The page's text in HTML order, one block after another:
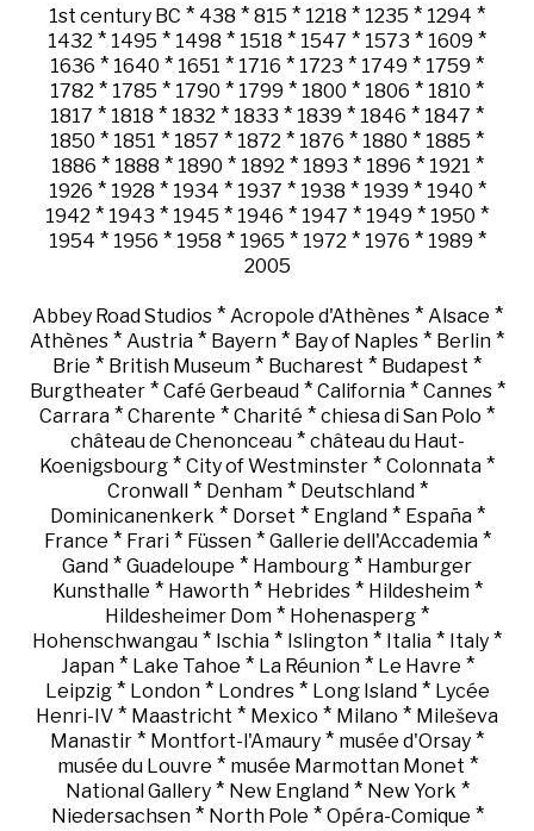
1st century BC * 438 * 815 * 1218 * 1235 * 1294 *
1432 * 1495 * 1498 * 1518 * 1547 * 1573 * 1609 *
1636 * 1640 * 1651 * 1716 * 1723 * 1749 * 1759 *
1782 * 1785 * 1790 * 1799 * 1800 * 1806 * 1810 *
1817 * 1818 * 1832 * 1833 * 1839 * 1846 * 1847 *
1850 * 1851 * 1857 * 1872 * 1876 * 1880 * 1885 *
1886 * 1888 * 1890 * 1892 * 1893 * 1896 * 1921 *
1926 * 1928 * 1934 * 1937 * 1938 * 1939 * 1940 *
1942 * 1943 * 1945 * 1946 * 1947 * 1949 * 1950 *
1954 * 1956 * 1958 * 1965 * 1972 * 1976 * 1989 *
2005
Abbey Road Studios* Acropole d'Athènes* Alsace *
Athènes * Austria * Bayern * Bay of Naples * Berlin *
Brie * British Museum * Bucharest * Budapest *
Burgtheater* Café Gerbeaud* California* Cannes*
Carrara * Charente * Charité * chiesa di San Polo *
château de Chenonceau* château du Haut-
Koenigsbourg * City of Westminster * Colonnata *
Cronwall* Denham* Deutschland*
Dominicanenkerk * Dorset * England* España*
France * Frari* Füssen* Gallerie dell'Accademia*
Gand * Guadeloupe * Hambourg * Hamburger
Kunsthalle * Haworth* Hebrides* Hildesheim*
Hildesheimer Dom * Hohenasperg *
Hohenschwangau * Ischia * Islington * Italia * Italy *
Japan* Lake Tahoe * La Réunion* Le Havre *
Leipzig* London* Londres* Long Island* Lycée
Henri-IV * Maastricht * Mexico * Milano * Mileševa
Manastir * Montfort-l'Amaury * musée d'Orsay *
musée du Louvre * musée Marmottan Monet *
National Gallery* New England* New York *
Niedersachsen* North Pole * Opéra-Comique *